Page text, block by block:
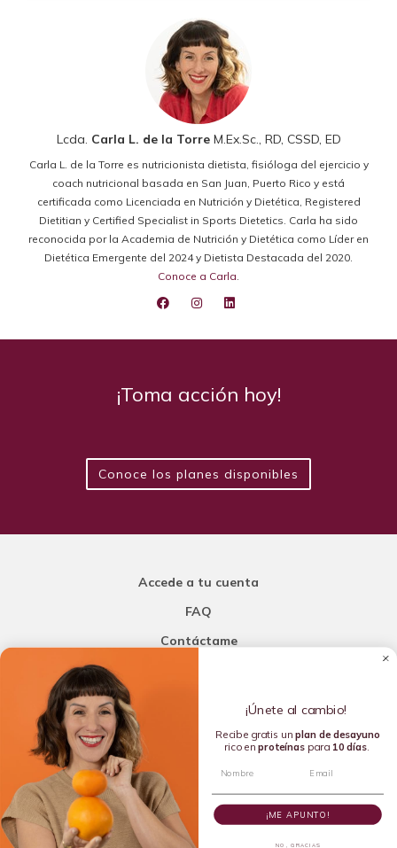
Lcda. Carla L. de la TorreM.Ex.Sc., RD, CSSD, ED
Carla L. de la Torre es nutricionista dietista, fisióloga del ejercicio y
coach nutricional basada en San Juan, Puerto Rico y está
certificada como Licenciada en Nutrición y Dietética, Registered
Dietitian y Certified Specialist in Sports Dietetics. Carla ha sido
reconocida por la Academia de Nutrición y Dietética como Líder en
Dietética Emergente del 2024 y Dietista Destacada del 2020.
Conoce a Carla
¡Toma acción hoy!
Conoce los planes disponibles
Accede a tu cuenta
FAQ
Contáctame
Añade una porción de inteligencia a tu nutrición
Copyright © 2016-2026 Carla L. de la Torre. All rights reserved.
¡Únete al cambio!
Recibe gratis unplan de desayuno
rico enproteínaspara 10 días.
¡ME APUNTO!
NO, GRACIAS